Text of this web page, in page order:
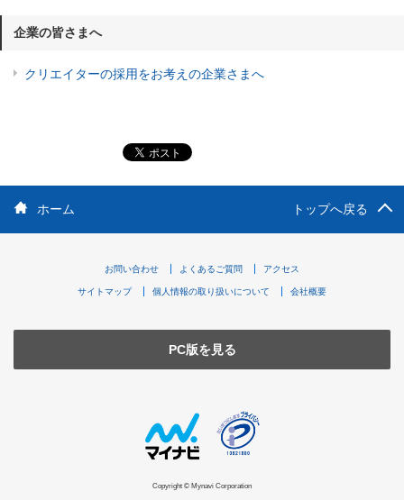
企業の皆さまへ
クリエイターの採用をお考えの企業さまへ
ホーム トップへ戻る
お問い合わせ よくあるご質問 アクセス
サイトマップ 個人情報の取り扱いについて 会社概要
PC版を見る
Copyright © Mynavi Corporation